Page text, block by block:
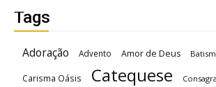
Tags
Adoração Advento Amor de Deus
Carisma Oásis Catequese